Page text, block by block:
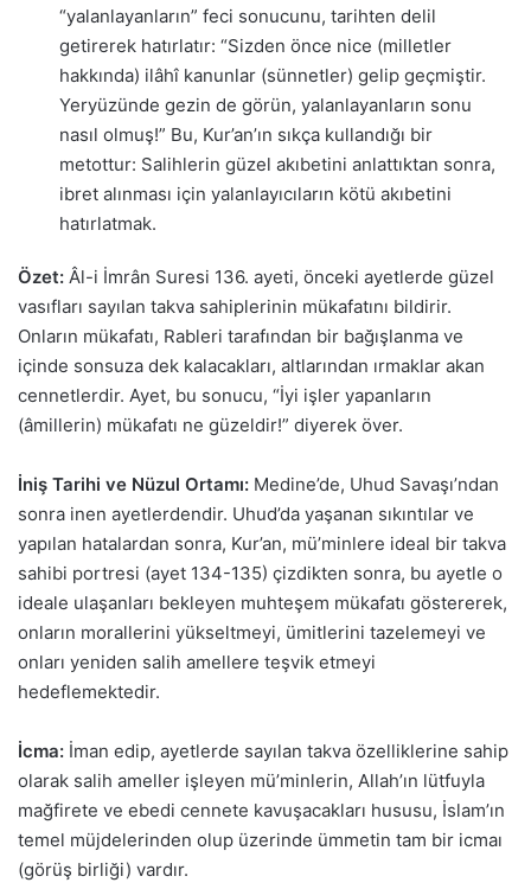
“yalanlayanların” feci sonucunu, tarihten delil
getirerek hatırlatır: “Sizden önce nice (milletler
hakkında) ilâhî kanunlar (sünnetler) gelip geçmiştir.
Yeryüzünde gezin de görün, yalanlayanların sonu
nasıl olmuş!” Bu, Kur’an’ın sıkça kullandığı bir
metottur: Salihlerin güzel akıbetini anlattıktan sonra,
ibret alınması için yalanlayıcıların kötü akıbetini
hatırlatmak.
Özet: Âl-i İmrân Suresi 136. ayeti, önceki ayetlerde güzel
vasıfları sayılan takva sahiplerinin mükafatını bildirir.
Onların mükafatı, Rableri tarafından bir bağışlanma ve
içinde sonsuza dek kalacakları, altlarından ırmaklar akan
cennetlerdir. Ayet, bu sonucu, “İyi işler yapanların
(âmillerin) mükafatı ne güzeldir!” diyerek över.
İniş Tarihi ve Nüzul Ortamı: Medine’de, Uhud Savaşı’ndan
sonra inen ayetlerdendir. Uhud’da yaşanan sıkıntılar ve
yapılan hatalardan sonra, Kur’an, mü’minlere ideal bir takva
sahibi portresi (ayet 134-135) çizdikten sonra, bu ayetle o
ideale ulaşanları bekleyen muhteşem mükafatı göstererek,
onların morallerini yükseltmeyi, ümitlerini tazelemeyi ve
onları yeniden salih amellere teşvik etmeyi
hedeflemektedir.
İcma: İman edip, ayetlerde sayılan takva özelliklerine sahip
olarak salih ameller işleyen mü’minlerin, Allah’ın lütfuyla
mağfirete ve ebedi cennete kavuşacakları hususu, İslam’ın
temel müjdelerinden olup üzerinde ümmetin tam bir icmaı
(görüş birliği) vardır.